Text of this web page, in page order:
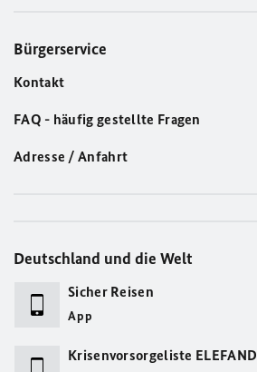
Bürgerservice
Kontakt
FAQ - häufig gestellte Fragen
Adresse / Anfahrt
Deutschland und die Welt
Sicher Reisen
App
Krisenvorsorgeliste ELEFAND